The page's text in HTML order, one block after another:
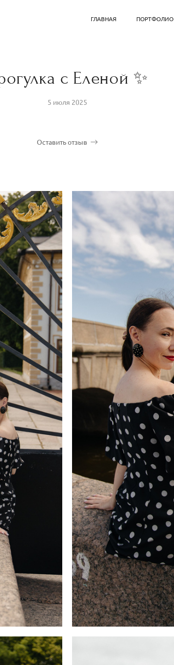
ГЛАВНАЯ ПОРТФОЛИО
с Еленой ✨
5 июля 2025
Оставить отзыв